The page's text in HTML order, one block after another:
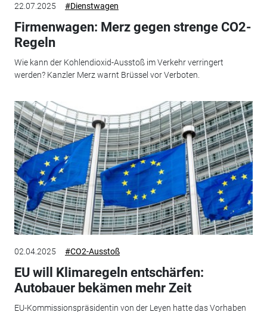
22.07.2025 #Dienstwagen
Firmenwagen: Merz gegen strenge CO2-
Regeln
Wie kann der Kohlendioxid-Ausstoß im Verkehr verringert
werden? Kanzler Merz warnt Brüssel vor Verboten.
02.04.2025 #CO2-Ausstoß
EU will Klimaregeln entschärfen:
Autobauer bekämen mehr Zeit
EU-Kommissionspräsidentin von der Leyen hatte das Vorhaben